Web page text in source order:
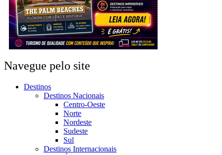
Navegue pelo site
Destinos
Destinos Nacionais
Centro-Oeste
Norte
Nordeste
Sudeste
Sul
Destinos Internacionais